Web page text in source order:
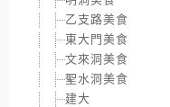
乙支路美食
東大門美食
文來洞美食
聖水洞美食
建大